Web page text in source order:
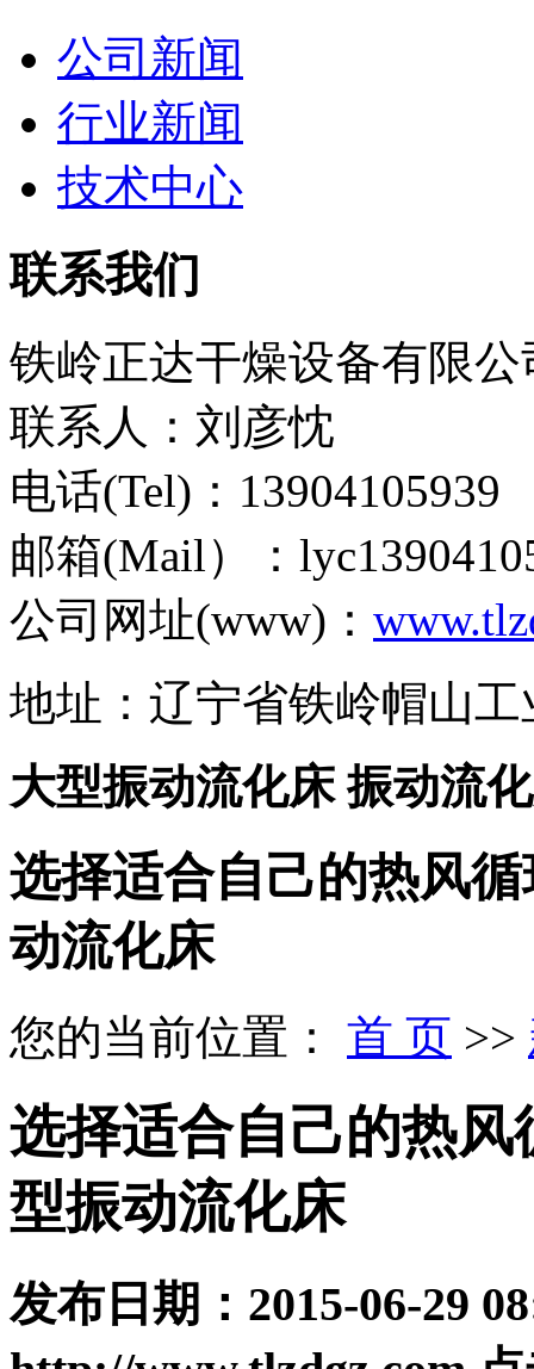
公司新闻
行业新闻
技术中心
联系我们
铁岭正达干燥设备有限公
联系人：刘彦忱
电话(Tel)：13904105939
邮箱(Mail）：
公司网址(www)：
地址：辽宁省铁岭帽山工
大型振动流化床 振动流
选择适合自己的热风
动流化床
您的当前位置： 首 页 >>
选择适合自己的热
型振动流化床
发布日期： 2015-06-29